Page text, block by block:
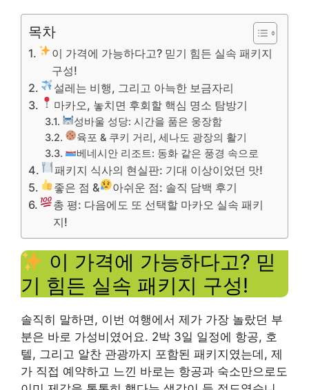
목차
이 가격에 가능하다고? 믿기 힘든 실속 패키지
구성!
설레는 비행, 그리고 아늑한 보금자리
마카오, 놓치면 후회할 핵심 명소 탐방기
성바울 성당: 시간을 품은 웅장함
육포 & 쿠키 거리, 세나도 광장의 활기
베네시안 리조트: 동화 같은 풍경 속으로
패키지 식사의 현실판: 기대 이상이었던 맛!
좋은 점 &
아쉬운 점: 솔직 담백 후기
총 평: 다음에도 또 선택할 마카오 실속 패키
지!
이 가격에 가능하다고? 믿
기 힘든 실속 패키지 구성!
솔직히 말하면, 이번 여행에서 제가 가장 놀랐던 부
분은 바로 가성비였어요. 2박 3일 일정에 항공, 호
텔, 그리고 알찬 관광까지 포함된 패키지였는데, 제
가 직접 예약하고 느낀 바로는 항공과 숙소만으로도